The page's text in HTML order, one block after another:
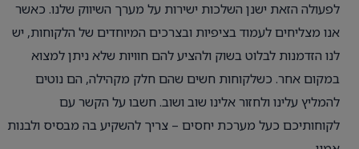
לפעולה הזאת ישנן השלכות ישירות על מערך השיווק שלנו. כאשר
אנו מצליחים לעמוד בציפיות ובצרכים המיוחדים של הלקוחות, יש
לנו הזדמנות לבלוט בשוק ולהציע להם חוויות שלא ניתן למצוא
במקום אחר. כשלקוחות חשים שהם חלק מקהילה, הם נוטים
להמליץ עלינו ולחזור אלינו שוב ושוב. חשבו על הקשר עם
לקוחותיכם כעל מערכת יחסים – צריך להשקיע בה מבסיס ולבנות